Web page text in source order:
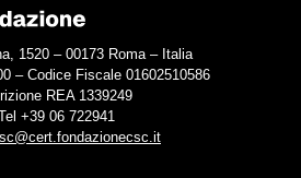
1520 – 00173 Roma – Italia
– Codice Fiscale 01602510586
REA 1339249
+39 06 722941